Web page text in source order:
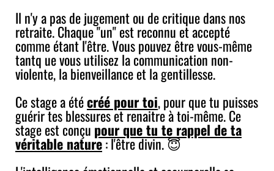
Il n'y a pas de jugement ou de critique dans nos
retraite. Chaque "un" est reconnu et accepté
comme étant l'être. Vous pouvez être vous-même
tantq ue vous utilisez la communication non-
violente, la bienveillance et la gentillesse.
Ce stage a étécréé pour toi, pour que tu puisses
guérir tes blessures et renaitre à toi-même. Ce
stage est conçu pour que tu te rappel de ta
véritable nature: l'être divin. 😇